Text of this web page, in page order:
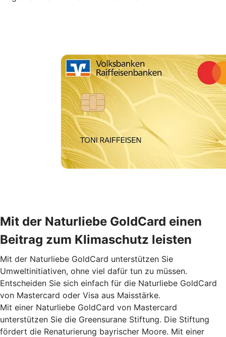
Mit der Naturliebe GoldCard einen
Beitrag zum Klimaschutz leisten
Mit der Naturliebe GoldCard unterstützen Sie
Umweltinitiativen, ohne viel dafür tun zu müssen.
Entscheiden Sie sich einfach für die Naturliebe GoldCard
von Mastercard oder Visa aus Maisstärke.
Mit einer Naturliebe GoldCard von Mastercard
unterstützen Sie die Greensurane Stiftung. Die Stiftung
fördert die Renaturierung bayrischer Moore. Mit einer